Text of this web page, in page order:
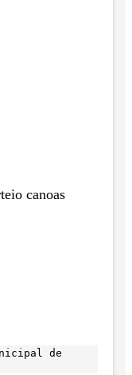
canoas
de